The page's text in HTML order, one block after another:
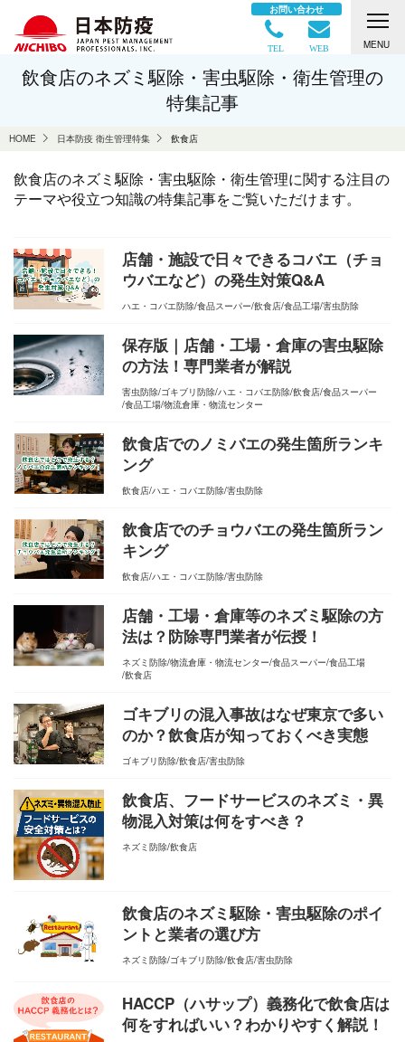
お問い合わせ
TEL WEB MENU
飲食店のネズミ駆除・害虫駆除・衛生管理の
特集記事
HOME 日本防疫 衛生管理特集 飲食店
飲食店のネズミ駆除・害虫駆除・衛生管理に関する注目の
テーマや役立つ知識の特集記事をご覧いただけます。
店舗・施設で日々できるコバエ（チョ
ウバエなど）の発生対策Q&A
ハエ・コバエ防除 食品スーパー 飲食店 食品工場 害虫防除
保存版｜店舗・工場・倉庫の害虫駆除
の方法！専門業者が解説
害虫防除 ゴキブリ防除 ハエ・コバエ防除 飲食店 食品スーパー
食品工場 物流倉庫・物流センター
飲食店でのノミバエの発生箇所ランキ
ング
飲食店 ハエ・コバエ防除 害虫防除
飲食店でのチョウバエの発生箇所ラン
キング
飲食店 ハエ・コバエ防除 害虫防除
店舗・工場・倉庫等のネズミ駆除の方
法は？防除専門業者が伝授！
ネズミ防除 物流倉庫・物流センター 食品スーパー 食品工場
飲食店
ゴキブリの混入事故はなぜ東京で多い
のか？飲食店が知っておくべき実態
ゴキブリ防除 飲食店 害虫防除
飲食店、フードサービスのネズミ・異
物混入対策は何をすべき？
ネズミ防除 飲食店
飲食店のネズミ駆除・害虫駆除のポイ
ントと業者の選び方
ネズミ防除 ゴキブリ防除 飲食店 害虫防除
HACCP（ハサップ）義務化で飲食店は
何をすればいい？わかりやすく解説！